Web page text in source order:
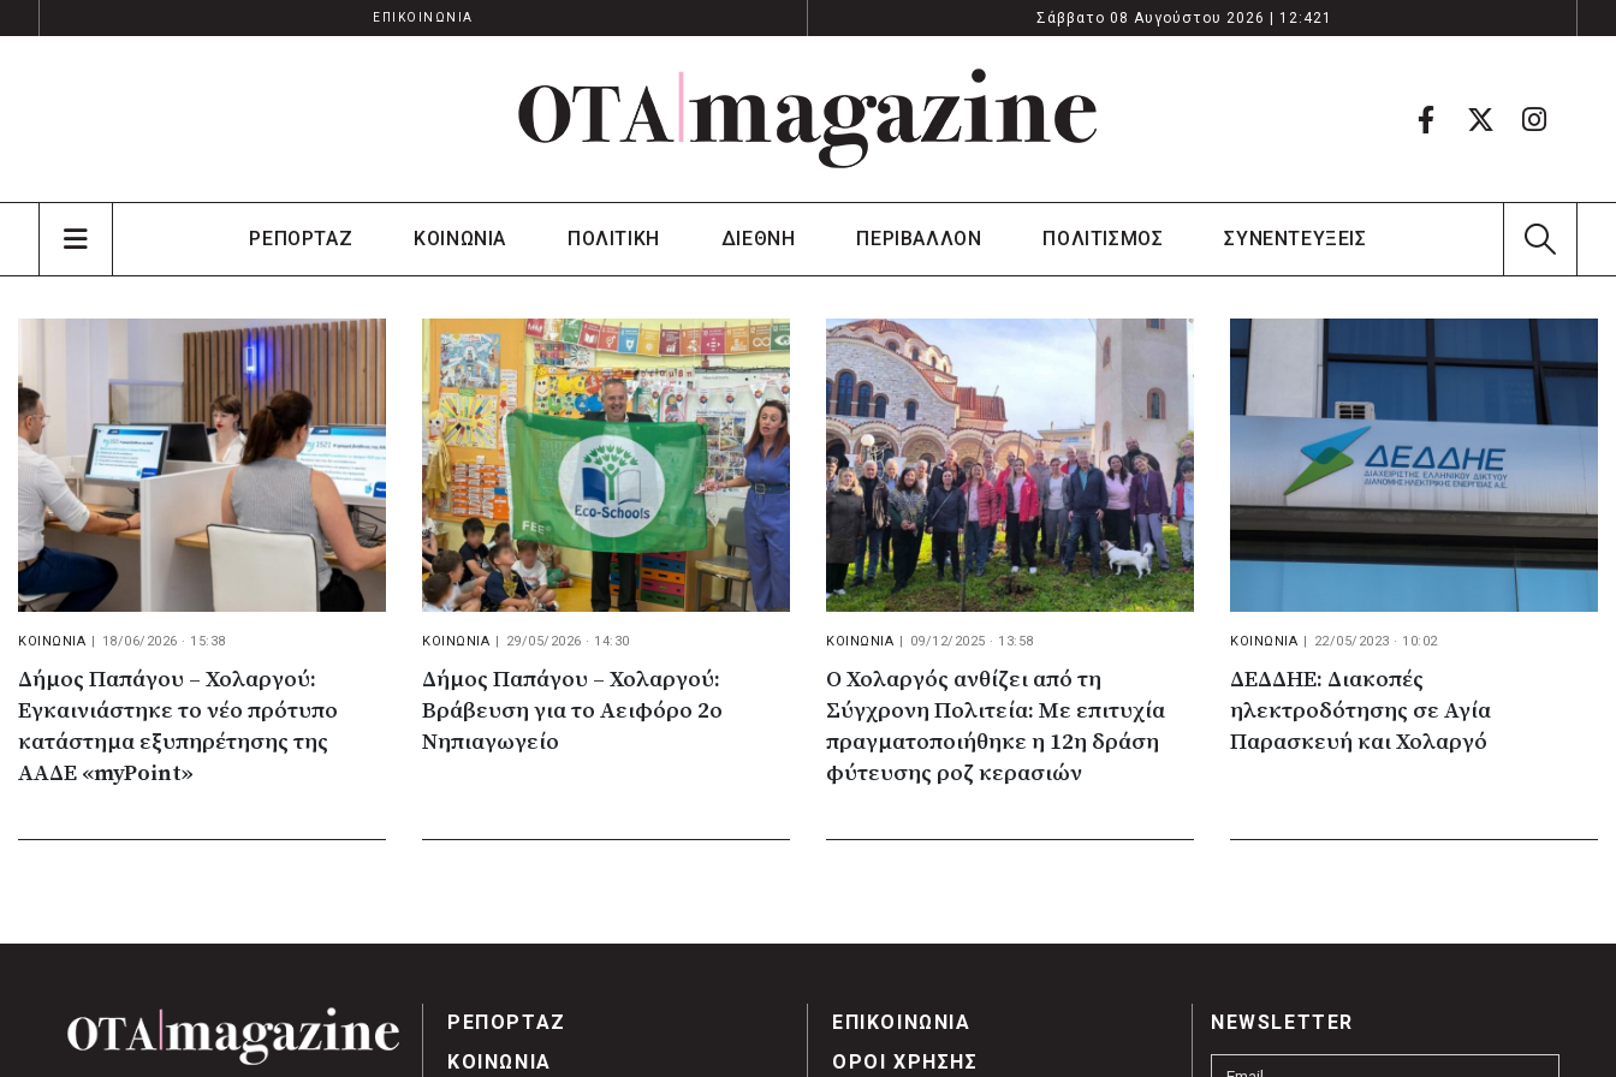
ΕΠΙΚΟΙΝΩΝΙΑ Σάββατο 08 Αυγούστου 2026 | 12:421
ΡΕΠΟΡΤΑΖ ΚΟΙΝΩΝΙΑ ΠΟΛΙΤΙΚΗ ΔΙΕΘΝΗ ΠΕΡΙΒΑΛΛΟΝ ΠΟΛΙΤΙΣΜΟΣ ΣΥΝΕΝΤΕΥΞΕΙΣ
ΚΟΙΝΩΝΙΑ | 18/06/2026 · 15:38
Δήμος Παπάγου – Χολαργού:
Εγκαινιάστηκε το νέο πρότυπο
κατάστημα εξυπηρέτησης της
ΑΑΔΕ «myPoint»
ΚΟΙΝΩΝΙΑ | 29/05/2026 · 14:30
Δήμος Παπάγου – Χολαργού:
Βράβευση για το Αειφόρο 2ο
Νηπιαγωγείο
ΚΟΙΝΩΝΙΑ | 09/12/2025 · 13:58
Ο Χολαργός ανθίζει από τη
Σύγχρονη Πολιτεία: Με επιτυχία
πραγματοποιήθηκε η 12η δράση
φύτευσης ροζ κερασιών
ΚΟΙΝΩΝΙΑ | 22/05/2023 · 10:02
ΔΕΔΔΗΕ: Διακοπές
ηλεκτροδότησης σε Αγία
Παρασκευή και Χολαργό
ΡΕΠΟΡΤΑΖ
ΚΟΙΝΩΝΙΑ
ΕΠΙΚΟΙΝΩΝΙΑ
ΟΡΟΙ ΧΡΗΣΗΣ
NEWSLETTER